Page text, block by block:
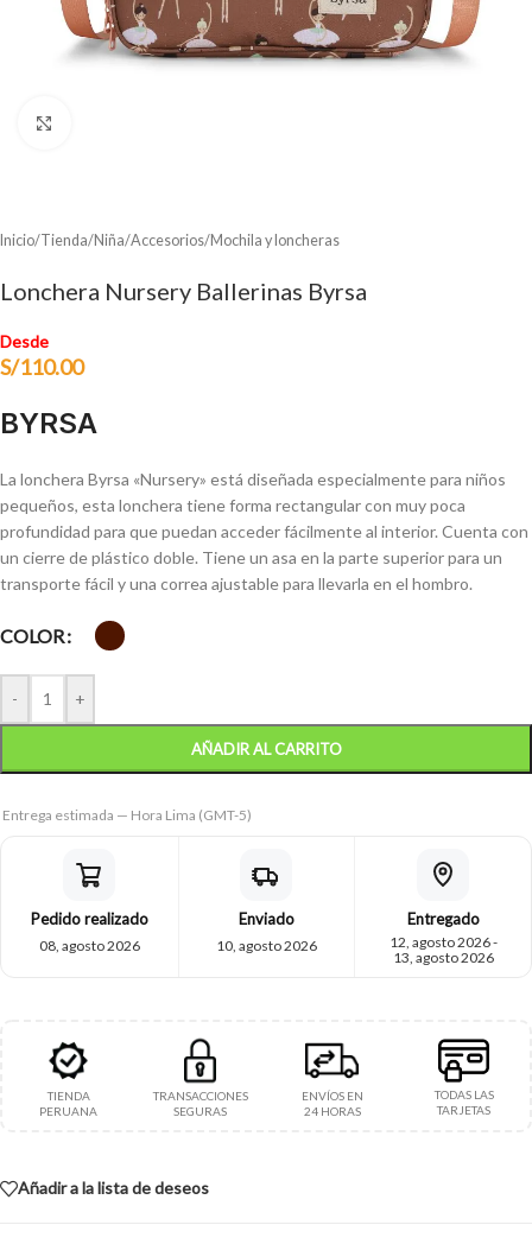
Inicio/Tienda/Niña/Accesorios/Mochila y loncheras
Lonchera Nursery Ballerinas Byrsa
Desde
S/110.00
BYRSA
La lonchera Byrsa «Nursery» está diseñada especialmente para niños
pequeños, esta lonchera tiene forma rectangular con muy poca
profundidad para que puedan acceder fácilmente al interior. Cuenta con
un cierre de plástico doble. Tiene un asa en la parte superior para un
transporte fácil y una correa ajustable para llevarla en el hombro.
COLOR
- +
AÑADIR AL CARRITO
Entrega estimada — Hora Lima (GMT-5)
Pedido realizado
08, agosto 2026
Enviado
10, agosto 2026
Entregado
12, agosto 2026 -
13, agosto 2026
TIENDA
PERUANA
TRANSACCIONES
SEGURAS
ENVÍOS EN
24 HORAS
TODAS LAS
TARJETAS
Añadir a la lista de deseos